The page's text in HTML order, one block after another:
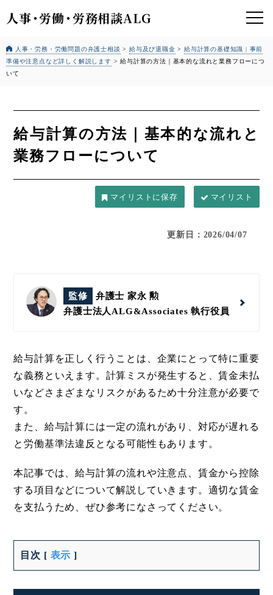
人事・労働・労務相談ALG
人事・労務・労働問題の弁護士相談 >給与及び退職金 >給与計算の基礎知識 | 事前
準備や注意点など詳しく解説します >給与計算の方法｜基本的な流れと業務フローにつ
いて
給与計算の方法｜基本的な流れと
業務フローについて
マイリスト
更新日：2026/04/07
監修
弁護士 家永 勲
弁護士法人ALG&Associates執行役員
給与計算を正しく行うことは、企業にとって特に重要
な義務といえます。計算ミスが発生すると、賃金未払
いなどさまざまなリスクがあるため十分注意が必要で
す。
また、給与計算には一定の流れがあり、対応が遅れる
と労働基準法違反となる可能性もあります。
本記事では、給与計算の流れや注意点、賃金から控除
する項目などについて解説していきます。適切な賃金
を支払うため、ぜひ参考になさってください。
目次 [ 表示 ]